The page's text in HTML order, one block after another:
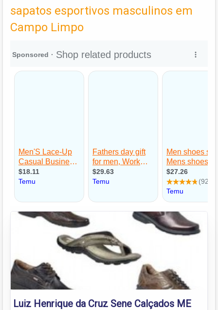
sapatos esportivos masculinos em
Campo Limpo
Luiz Henrique da Cruz Sene Calçados ME